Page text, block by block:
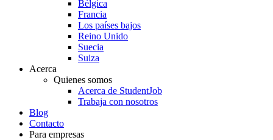
Bélgica
Francia
Los países bajos
Reino Unido
Suecia
Suiza
Acerca
Quienes somos
Acerca de StudentJob
Trabaja con nosotros
Blog
Contacto
Para empresas